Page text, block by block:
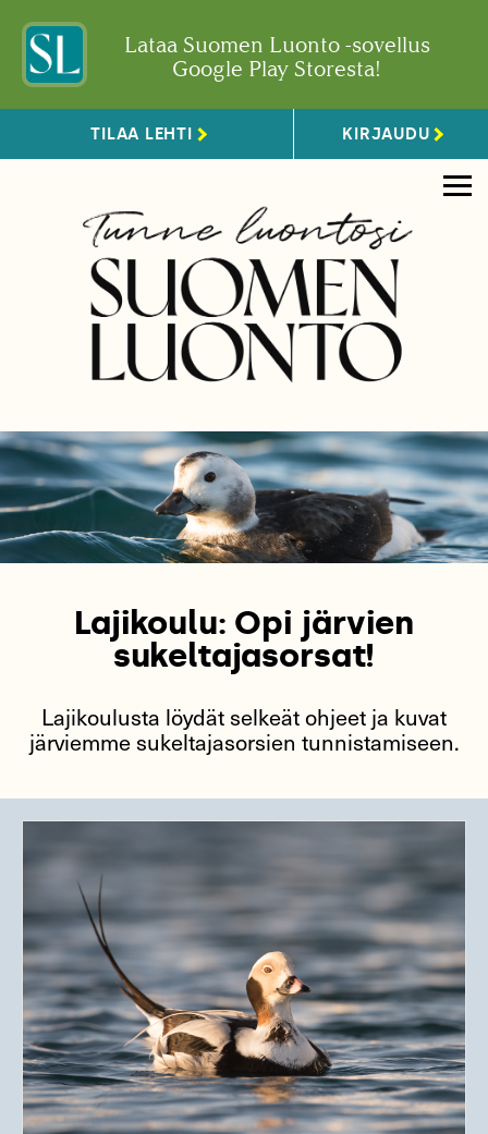
Lataa Suomen Luonto -sovellus
Google Play Storesta!
TILAA LEHTI KIRJAUDU
Lajikoulu: Opi järvien
sukeltajasorsat!
Lajikoulusta löydät selkeät ohjeet ja kuvat
järviemme sukeltajasorsien tunnistamiseen.